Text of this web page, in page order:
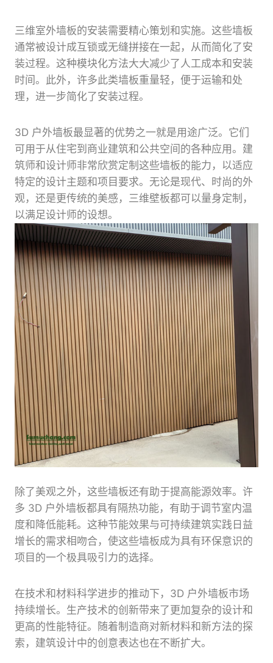
三维室外墙板的安装需要精心策划和实施。这些墙板
通常被设计成互锁或无缝拼接在一起，从而简化了安
装过程。这种模块化方法大大减少了人工成本和安装
时间。此外，许多此类墙板重量轻，便于运输和处
理，进一步简化了安装过程。
3D 户外墙板最显著的优势之一就是用途广泛。它们
可用于从住宅到商业建筑和公共空间的各种应用。建
筑师和设计师非常欣赏定制这些墙板的能力，以适应
特定的设计主题和项目要求。无论是现代、时尚的外
观，还是更传统的美感，三维壁板都可以量身定制，
以满足设计师的设想。
除了美观之外，这些墙板还有助于提高能源效率。许
多 3D 户外墙板都具有隔热功能，有助于调节室内温
度和降低能耗。这种节能效果与可持续建筑实践日益
增长的需求相吻合，使这些墙板成为具有环保意识的
项目的一个极具吸引力的选择。
在技术和材料科学进步的推动下，3D 户外墙板市场
持续增长。生产技术的创新带来了更加复杂的设计和
更高的性能特征。随着制造商对新材料和新方法的探
索，建筑设计中的创意表达也在不断扩大。